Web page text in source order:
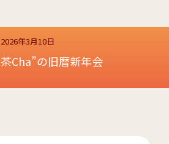
2026年3月10日
茶Cha”の旧暦新年会